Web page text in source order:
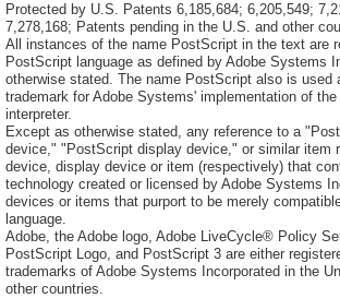
Protected by U.S. Patents 6,185,684; 6,205,549;
7,278,168; Patents pending in the U.S. and other
All instances of the name PostScript in the text are
PostScript language as defined by Adobe Systems
otherwise stated. The name PostScript also is used
trademark for Adobe Systems' implementation of
interpreter.
Except as otherwise stated, any reference to a
device," "PostScript display device," or similar item
device, display device or item (respectively) that
technology created or licensed by Adobe Systems
devices or items that purport to be merely
language.
Adobe, the Adobe logo, Adobe LiveCycle® Policy
PostScript Logo, and PostScript 3 are either
trademarks of Adobe Systems Incorporated in the
other countries.